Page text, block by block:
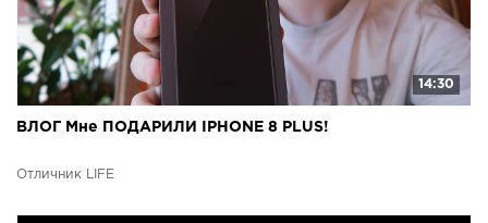
14:30
ВЛОГ Мне ПОДАРИЛИ IPHONE 8 PLUS!
Отличник LIFE